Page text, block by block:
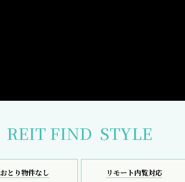
REIT FIND STYLE
おとり物件なし リモート内覧対応